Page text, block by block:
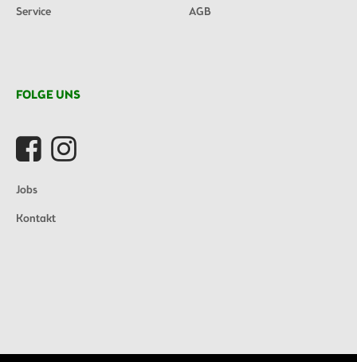
Service
AGB
FOLGE UNS
Jobs
Kontakt